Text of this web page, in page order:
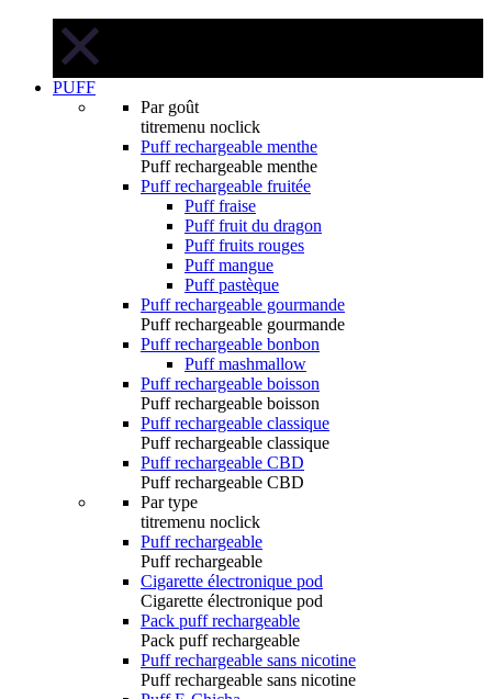
PUFF
Par goût
titremenu noclick
Puff rechargeable menthe
Puff rechargeable menthe
Puff rechargeable fruitée
Puff fraise
Puff fruit du dragon
Puff fruits rouges
Puff mangue
Puff pastèque
Puff rechargeable gourmande
Puff rechargeable gourmande
Puff rechargeable bonbon
Puff mashmallow
Puff rechargeable boisson
Puff rechargeable boisson
Puff rechargeable classique
Puff rechargeable classique
Puff rechargeable CBD
Puff rechargeable CBD
Par type
titremenu noclick
Puff rechargeable
Puff rechargeable
Cigarette électronique pod
Cigarette électronique pod
Pack puff rechargeable
Pack puff rechargeable
Puff rechargeable sans nicotine
Puff rechargeable sans nicotine